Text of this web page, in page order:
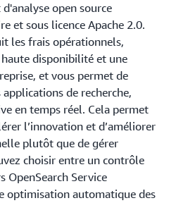
open source
et sous licence Apache 2.0.
les frais opérationnels,
disponibilité et une
et vous permet de
de recherche,
en temps réel. Cela permet
l’innovation et d’améliorer
plutôt que de gérer
choisir entre un contrôle
OpenSearch Service
optimisation automatique des